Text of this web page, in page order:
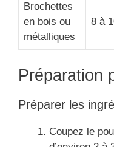
Brochettes
en bois ou
métalliques
8 à
Préparation
Préparer les
Coupez le